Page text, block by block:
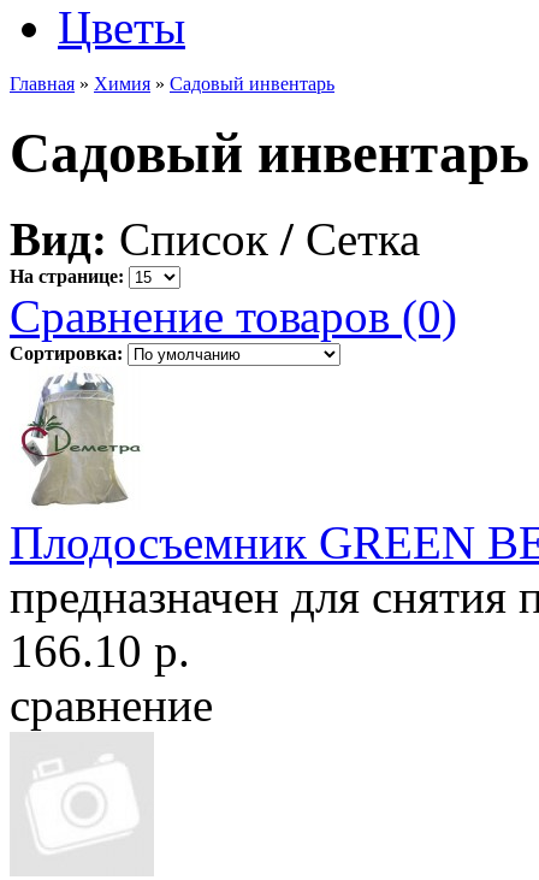
Цветы
Главная » Химия » Садовый инвентарь
Садовый инвентарь
Вид: Список / Сетка
На странице:
Сравнение товаров (0)
Сортировка:
Плодосъемник GREEN
предназначен для снятия
166.10 р.
сравнение